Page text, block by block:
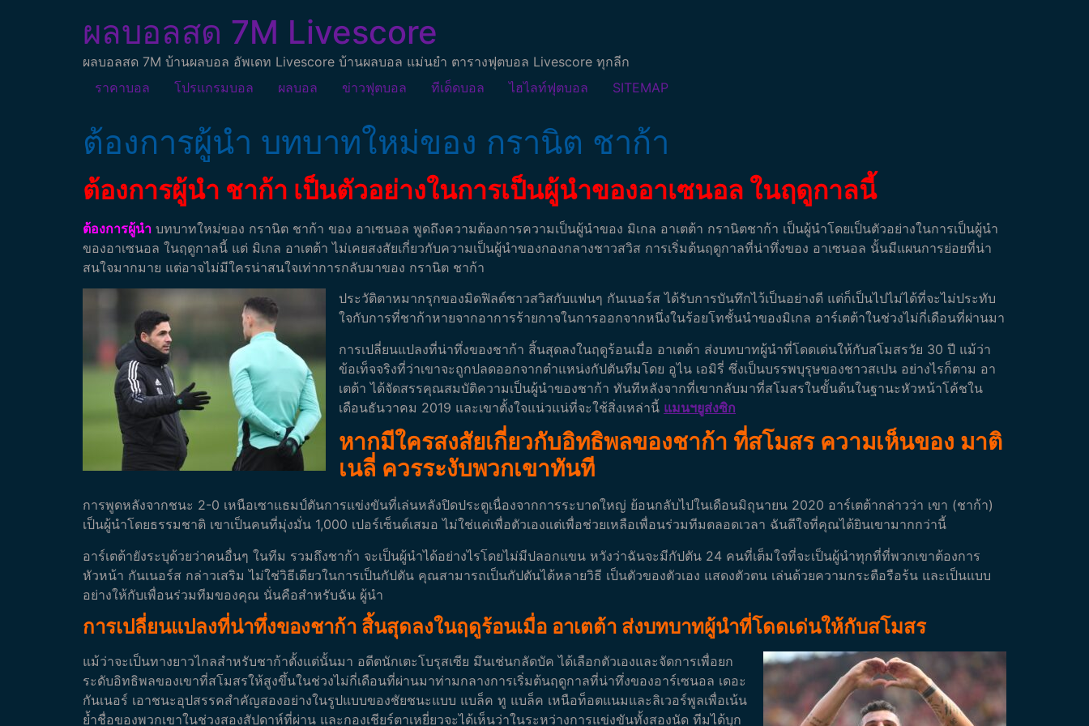
ผลบอลสด 7M Livescore
ผลบอลสด 7M บ้านผลบอล อัพเดท Livescore บ้านผลบอล แม่นยำ ตารางฟุตบอล Livescore ทุกลีก
ราคาบอล
โปรแกรมบอล ผลบอล ข่าวฟุตบอล ทีเด็ดบอล ไฮไลท์ฟุตบอล SITEMAP
ต้องการผู้นำ บทบาทใหม่ของ กรานิต ชาก้า
ต้องการผู้นำ ชาก้า เป็นตัวอย่างในการเป็นผู้นำของอาเซนอล ในฤดูกาลนี้
ต้องการผู้นำ บทบาทใหม่ของ กรานิต ชาก้า ของ อาเซนอล พูดถึงความต้องการความเป็นผู้นำของ มิเกล อาเตต้า กรานิตชาก้า เป็นผู้นำโดยเป็นตัวอย่างในการเป็นผู้นำ
ของอาเซนอล ในฤดูกาลนี้ แต่ มิเกล อาเตต้า ไม่เคยสงสัยเกี่ยวกับความเป็นผู้นำของกองกลางชาวสวิส การเริ่มต้นฤดูกาลที่น่าทึ่งของ อาเซนอล นั้นมีแผนการย่อยที่น่า
สนใจมากมาย แต่อาจไม่มีใครน่าสนใจเท่าการกลับมาของ กรานิต ชาก้า
ประวัติตาหมากรุกของมิดฟิลด์ชาวสวิสกับแฟนๆ กันเนอร์ส ได้รับการบันทึกไว้เป็นอย่างดี แต่ก็เป็นไปไม่ได้ที่จะไม่ประทับ
ใจกับการที่ชาก้าหายจากอาการร้ายกาจในการออกจากหนึ่งในร้อยโทชั้นนำของมิเกล อาร์เตต้าในช่วงไม่กี่เดือนที่ผ่านมา
การเปลี่ยนแปลงที่น่าทึ่งของชาก้า สิ้นสุดลงในฤดูร้อนเมื่อ อาเตต้า ส่งบทบาทผู้นำที่โดดเด่นให้กับสโมสรวัย 30 ปี แม้ว่า
ข้อเท็จจริงที่ว่าเขาจะถูกปลดออกจากตำแหน่งกัปตันทีมโดย อูไน เอมิรี่ ซึ่งเป็นบรรพบุรุษของชาวสเปน อย่างไรก็ตาม อา
เตต้า ได้จัดสรรคุณสมบัติความเป็นผู้นำของชาก้า ทันทีหลังจากที่เขากลับมาที่สโมสรในขั้นต้นในฐานะหัวหน้าโค้ชใน
เดือนธันวาคม 2019 และเขาตั้งใจแน่วแน่ที่จะใช้สิ่งเหล่านี้ แมนฯยูส่งซิก
หากมีใครสงสัยเกี่ยวกับอิทธิพลของชาก้า ที่สโมสร ความเห็นของ มาติ
เนลี่ ควรระงับพวกเขาทันที
การพูดหลังจากชนะ 2-0 เหนือเซาแธมป์ตันการแข่งขันที่เล่นหลังปิดประตูเนื่องจากการระบาดใหญ่ ย้อนกลับไปในเดือนมิถุนายน 2020 อาร์เตต้ากล่าวว่า เขา (ชาก้า)
เป็นผู้นำโดยธรรมชาติ เขาเป็นคนที่มุ่งมั่น 1,000 เปอร์เซ็นต์เสมอ ไม่ใช่แค่เพื่อตัวเองแต่เพื่อช่วยเหลือเพื่อนร่วมทีมตลอดเวลา ฉันดีใจที่คุณได้ยินเขามากกว่านี้
อาร์เตต้ายังระบุด้วยว่าคนอื่นๆ ในทีม รวมถึงชาก้า จะเป็นผู้นำได้อย่างไรโดยไม่มีปลอกแขน หวังว่าฉันจะมีกัปตัน 24 คนที่เต็มใจที่จะเป็นผู้นำทุกที่ที่พวกเขาต้องการ
หัวหน้า กันเนอร์ส กล่าวเสริมไม่ใช่วิธีเดียวในการเป็นกัปตัน คุณสามารถเป็นกัปตันได้หลายวิธี เป็นตัวของตัวเอง แสดงตัวตน เล่นด้วยความกระตือรือร้น และเป็นแบบ
อย่างให้กับเพื่อนร่วมทีมของคุณ นั่นคือสำหรับฉัน ผู้นำ
การเปลี่ยนแปลงที่น่าทึ่งของชาก้า สิ้นสุดลงในฤดูร้อนเมื่อ อาเตต้า ส่งบทบาทผู้นำที่โดดเด่นให้กับสโมสร
แม้ว่าจะเป็นทางยาวไกลสำหรับชาก้าตั้งแต่นั้นมา อดีตนักเตะโบรุสเซีย มึนเช่นกลัดบัค ได้เลือกตัวเองและจัดการเพื่อยก
ระดับอิทธิพลของเขาที่สโมสรให้สูงขึ้นในช่วงไม่กี่เดือนที่ผ่านมาท่ามกลางการเริ่มต้นฤดูกาลที่น่าทึ่งของอาร์เซนอล เดอะ
กันเนอร์ เอาชนะอุปสรรคสำคัญสองอย่างในรูปแบบของชัยชนะแบบ แบล็ค ทู แบล็ค เหนือท็อตแนมและลิเวอร์พูลเพื่อเน้น
ย้ำชื่อของพวกเขาในช่วงสองสัปดาห์ที่ผ่าน และกองเชียร์ตาเหยี่ยวจะได้เห็นว่าในระหว่างการแข่งขันทั้งสองนัด ทีมได้บุก